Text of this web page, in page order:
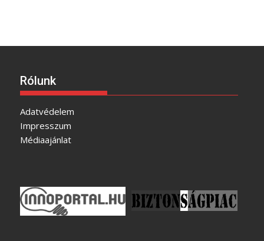
Rólunk
Adatvédelem
Impresszum
Médiaajánlat